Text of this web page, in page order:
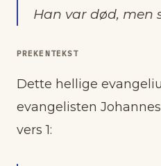
Han var død, men
PREKENTEKST
Dette hellige
evangelisten
vers 1: